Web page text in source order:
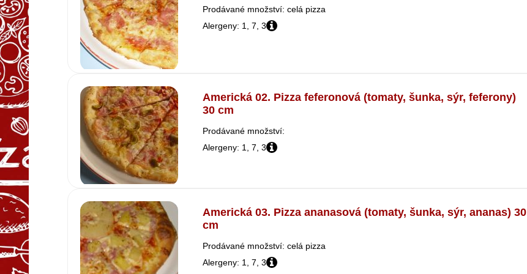
Prodávané množství: celá pizza
Alergeny: 1, 7, 3
Americká 02. Pizza feferonová (tomaty, šunka, sýr, feferony)
30 cm
Prodávané množství:
Alergeny: 1, 7, 3
Americká 03. Pizza ananasová (tomaty, šunka, sýr, ananas) 30
cm
Prodávané množství: celá pizza
Alergeny: 1, 7, 3